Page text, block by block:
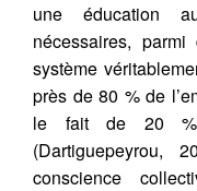
une éducation
nécessaires, parmi
système
près de 80 % de
le fait de 20 %
(Dartiguepeyrou,
conscience